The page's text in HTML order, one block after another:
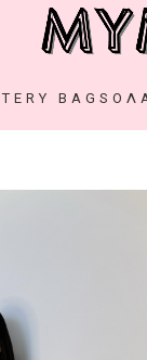
BAGS